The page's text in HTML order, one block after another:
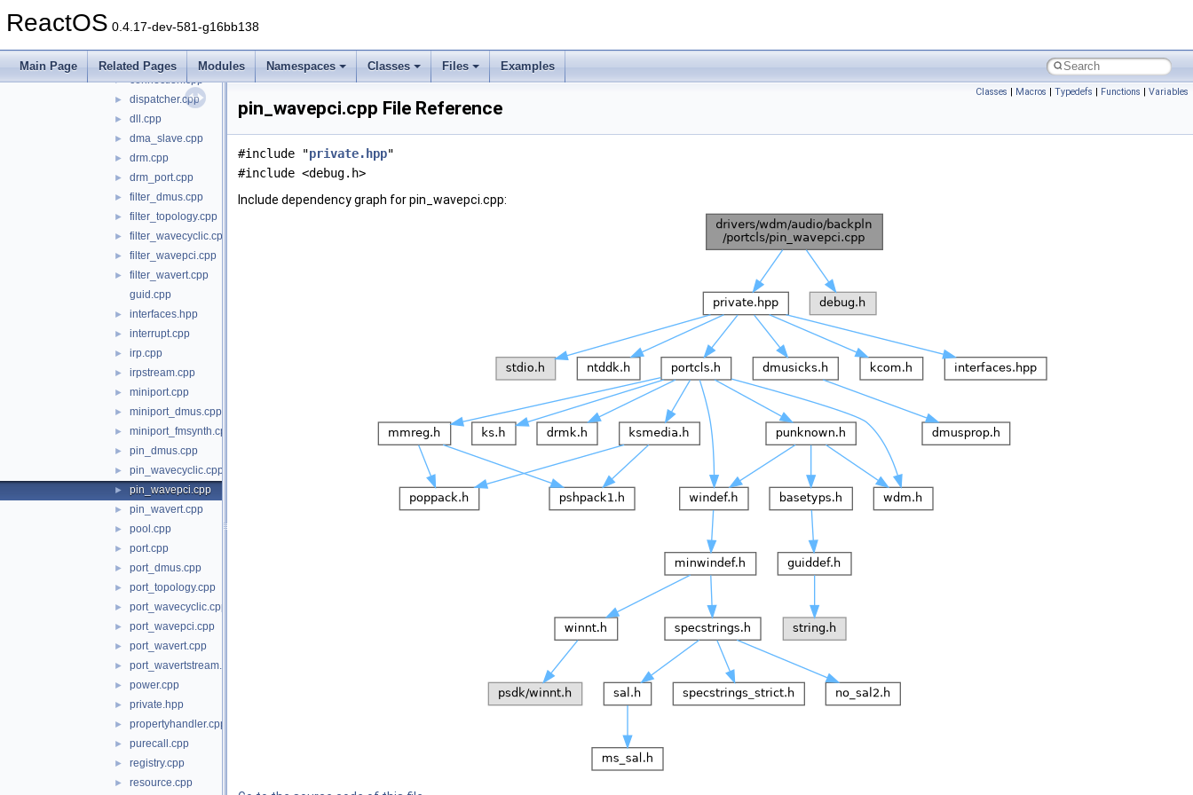
ReactOS 0.4.17-dev-581-g16bb138
Main Page Related Pages Modules Namespaces Classes Files Examples
▼ portcls
► api.cpp
► connection.cpp
► dispatcher.cpp
► dll.cpp
► dma_slave.cpp
► drm.cpp
► drm_port.cpp
► filter_dmus.cpp
► filter_topology.cpp
► filter_wavecyclic.cpp
► filter_wavepci.cpp
►
filter_wavert.cpp
guid.cpp
► interfaces.hpp
► interrupt.cpp
► irp.cpp
► irpstream.cpp
► miniport.cpp
► miniport_dmus.cpp
► miniport_fmsynth.cpp
► pin_dmus.cpp
► pin_wavecyclic.cpp
► pin_wavepci.cpp
► pin_wavert.cpp
► pool.cpp
► port.cpp
► port_dmus.cpp
► port_topology.cpp
► port_wavecyclic.cpp
► port_wavepci.cpp
► port_wavert.cpp
► port_wavertstream.cpp
► power.cpp
► private.hpp
► propertyhandler.cpp
► purecall.cpp
► registry.cpp
► resource.cpp
Classes | Macros | Typedefs | Functions | Variables
pin_wavepci.cpp File Reference
#include "private.hpp"
#include <debug.h>
Include dependency graph for pin_wavepci.cpp: